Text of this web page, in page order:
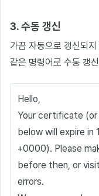
3. 수동 갱신
가끔 자동으로 갱신되
같은 명령어로 수동 갱
Hello,
Your certificate
below will expire in
+0000). Please
before then, or
errors.